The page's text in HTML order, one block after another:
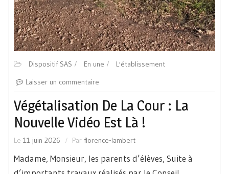
Dispositif SAS En une
L'établissement
Laisser un commentaire
Végétalisation De La Cour : La
Nouvelle Vidéo Est Là !
Le 11 juin 2026 Par florence-lambert
Madame, Monsieur, les parents d’élèves, Suite à